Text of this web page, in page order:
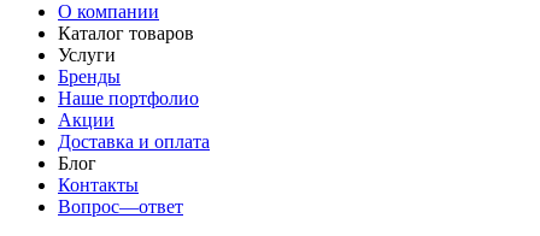
О компании
Каталог товаров
Услуги
Бренды
Наше портфолио
Акции
Доставка и оплата
Блог
Контакты
Вопрос—ответ